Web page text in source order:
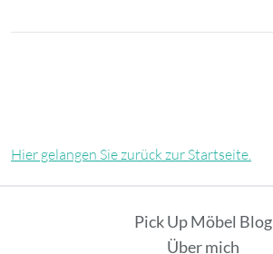
Hier gelangen Sie zurück zur Startseite.
Pick Up Möbel Blog
Über mich